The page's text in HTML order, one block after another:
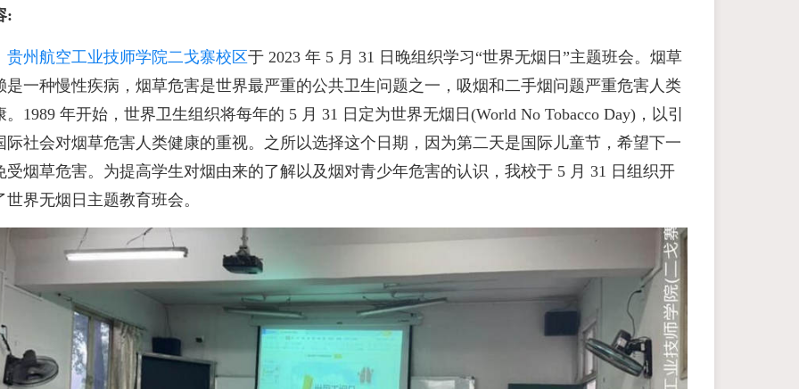
:
贵州航空工业技师学院二戈寨校区于 2023 年 5 月 31 日晚组织学习“世界无烟日”主题班会。烟草
是一种慢性疾病，烟草危害是世界最严重的公共卫生问题之一，吸烟和二手烟问题严重危害人类
。1989 年开始，世界卫生组织将每年的 5 月 31 日定为世界无烟日(World No Tobacco Day)，以引
际社会对烟草危害人类健康的重视。之所以选择这个日期，因为第二天是国际儿童节，希望下一
受烟草危害。为提高学生对烟由来的了解以及烟对青少年危害的认识，我校于 5 月 31 日组织开
世界无烟日主题教育班会。